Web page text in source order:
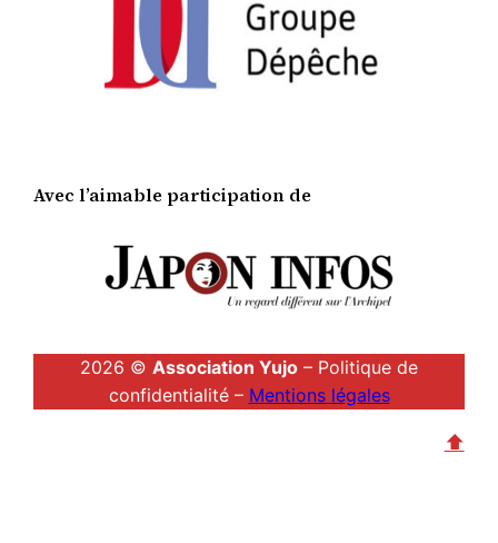
Avec l’aimable participation de
2026 © Association Yujo – Politique de
confidentialité – Mentions légales
⬆︎